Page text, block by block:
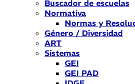
Buscador de escuelas
Normativa
Normas y
Género / Diversidad
ART
Sistemas
GEI
GEI PAD